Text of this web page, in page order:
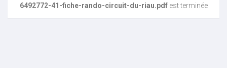
6492772-41-fiche-rando-circuit-du-riau.pdfest terminée